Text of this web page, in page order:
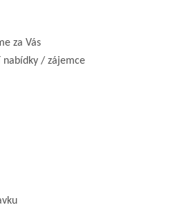
za Vás
nabídky / zájemce